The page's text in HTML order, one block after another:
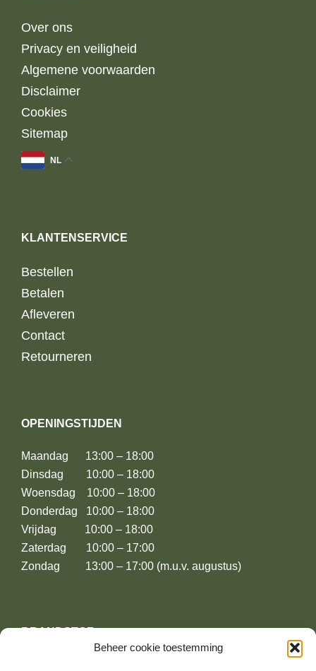
Beheer cookie toestemming
Over ons
Privacy en veiligheid
Algemene voorwaarden
Disclaimer
Cookies
Sitemap
NL
KLANTENSERVICE
Bestellen
Betalen
Afleveren
Contact
Retourneren
OPENINGSTIJDEN
Maandag 13:00 – 18:00
Dinsdag 10:00 – 18:00
Woensdag 10:00 – 18:00
Donderdag 10:00 – 18:00
Vrijdag 10:00 – 18:00
Zaterdag 10:00 – 17:00
Zondag 13:00 – 17:00 (m.u.v. augustus)
BRANDSTOF